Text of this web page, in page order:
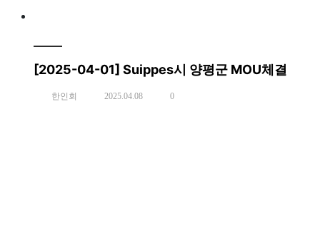
[2025-04-01] Suippes시 양평군 MOU체결
한인회 2025.04.08 0